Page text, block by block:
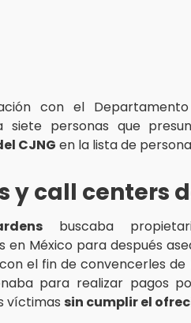
con el
siete personas que
CJNG en la lista de
y call centers
buscaba
en México para después
el fin de convencerles
para realizar pagos
víctimas sin cumplir el